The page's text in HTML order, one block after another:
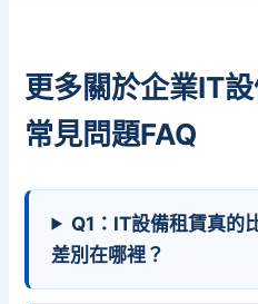
更多關於企業IT
常見問題FAQ
Q1：IT設備租賃真的
差別在哪裡？